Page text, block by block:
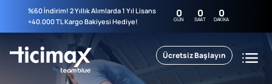
%60 İndirim! 2 Yıllık Alımlarda 1 Yıl Lisans
+40.000 TL Kargo Bakiyesi Hediye!
0
GÜN 0
SAAT 0
DAKIKA
Ücretsiz Başlayın